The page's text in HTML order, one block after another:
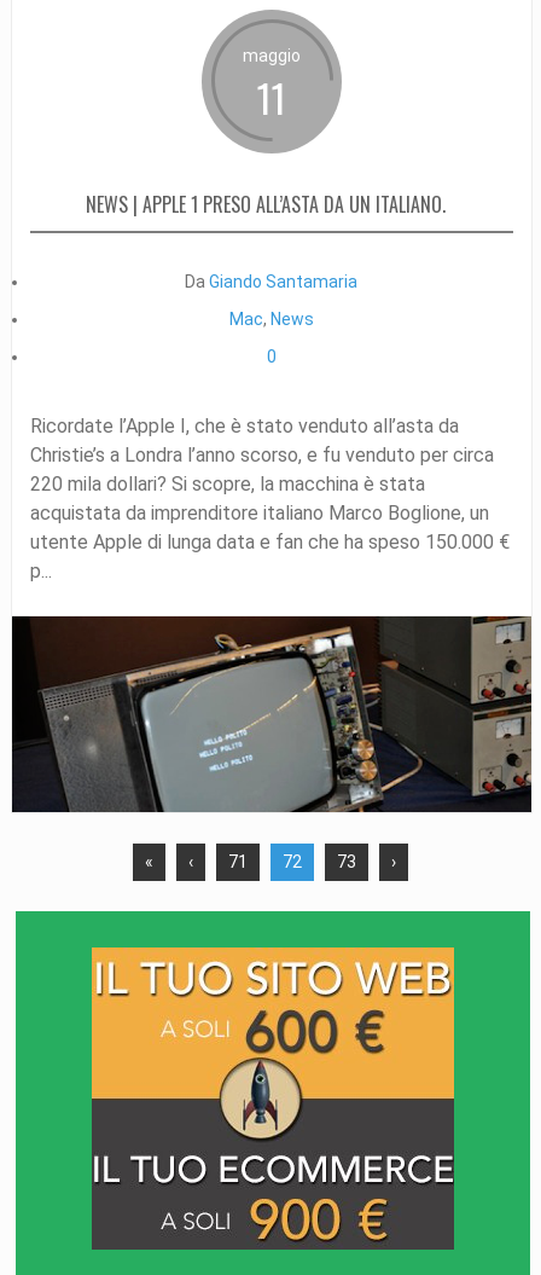
maggio
11
NEWS | APPLE 1 PRESO ALL’ASTA DA UN ITALIANO.
DaGiando Santamaria
Mac, News
0
Ricordate l’Apple I, che è stato venduto all’asta da
Christie’s a Londra l’anno scorso, e fu venduto per circa
220 mila dollari? Si scopre, la macchina è stata
acquistata da imprenditore italiano Marco Boglione, un
utente Apple di lunga data e fan che ha speso 150.000 €
p...
« ‹ 71 72 73 ›